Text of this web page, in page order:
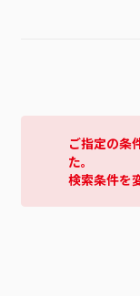
ご指定の条
た。
検索条件を